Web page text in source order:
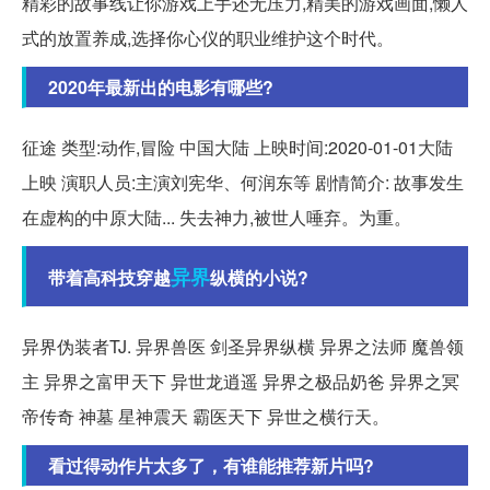
式的放置养成,选择你心仪的职业维护这个时代。
2020年最新出的电影有哪些?
征途 类型:动作,冒险 中国大陆 上映时间:2020-01-01大陆
上映 演职人员:主演刘宪华、何润东等 剧情简介: 故事发生
在虚构的中原大陆... 失去神力,被世人唾弃。为重。
带着高科技穿越异界纵横的小说?
异界伪装者TJ. 异界兽医 剑圣异界纵横 异界之法师 魔兽领
主 异界之富甲天下 异世龙逍遥 异界之极品奶爸 异界之冥
帝传奇 神墓 星神震天 霸医天下 异世之横行天。
看过得动作片太多了，有谁能推荐新片吗?